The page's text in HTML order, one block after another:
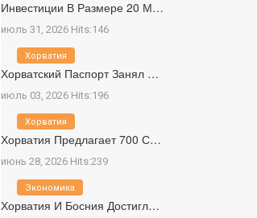
Инвестиции В Размере 20 М…
июль 31, 2026 Hits:146
Хорватский Паспорт Занял …
июль 03, 2026 Hits:196
Хорватия
Хорватия Предлагает 700 С…
июнь 28, 2026 Hits:239
Хорватия
Хорватия И Босния Достигл…
Экономика